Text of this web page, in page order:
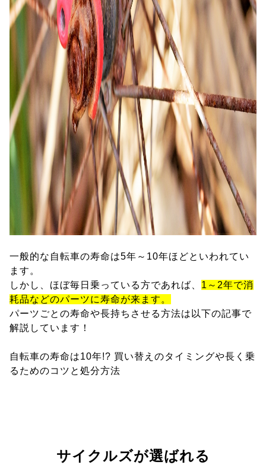
一般的な自転車の寿命は5年～10年ほどといわれてい
ます。
しかし、ほぼ毎日乗っている方であれば、 1～2年で消
耗品などのパーツに寿命が来ます。
パーツごとの寿命や長持ちさせる方法は以下の記事で
解説しています！
自転車の寿命は10年!? 買い替えのタイミングや長く乗
るためのコツと処分方法
サイクルズが選ばれる